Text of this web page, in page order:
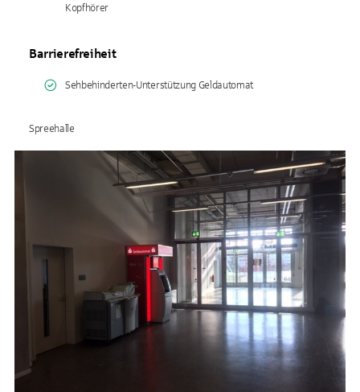
Kopfhörer
Barrierefreiheit
Sehbehinderten-Unterstützung Geldautomat
Spreehalle